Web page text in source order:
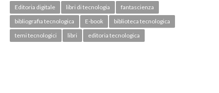
Editoria digitale
libri di tecnologia
fantascienza
bibliografia tecnologica
E-book
biblioteca tecnologica
temi tecnologici
libri editoria tecnologica